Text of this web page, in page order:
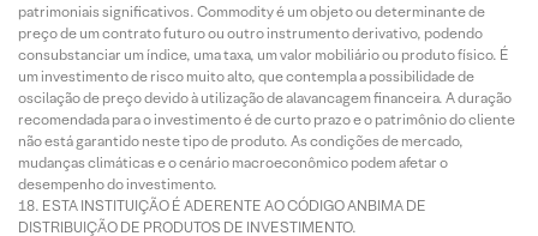
patrimoniais significativos. Commodity é um objeto ou determinante de
preço de um contrato futuro ou outro instrumento derivativo, podendo
consubstanciar um índice, uma taxa, um valor mobiliário ou produto físico. É
um investimento de risco muito alto, que contempla a possibilidade de
oscilação de preço devido à utilização de alavancagem financeira. A duração
recomendada para o investimento é de curto prazo e o patrimônio do cliente
não está garantido neste tipo de produto. As condições de mercado,
mudanças climáticas e o cenário macroeconômico podem afetar o
desempenho do investimento.
ESTA INSTITUIÇÃO É ADERENTE AO CÓDIGO ANBIMA DE
DISTRIBUIÇÃO DE PRODUTOS DE INVESTIMENTO.